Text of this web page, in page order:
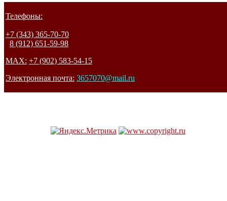
Телефоны:
+7 (343) 365-70-70
8 (912) 651-59-98
MAX: +7 (902) 583-54-15
Электронная почта: 3657070@mail.ru